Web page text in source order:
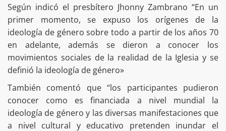
Según indicó el presbítero Jhonny Zambrano “En un
primer momento, se expuso los orígenes de la
ideología de género sobre todo a partir de los años 70
en adelante, además se dieron a conocer los
movimientos sociales de la realidad de la Iglesia y se
definió la ideología de género»
También comentó que “los participantes pudieron
conocer como es financiada a nivel mundial la
ideología de género y las diversas manifestaciones que
a nivel cultural y educativo pretenden inundar el